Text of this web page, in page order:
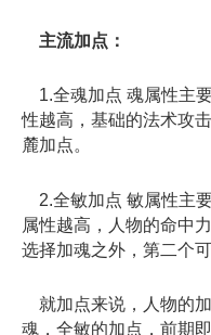
主流加点：
1.全魂加点 魂属性主
性越高，基础的法术攻
麓加点。
2.全敏加点 敏属性主
属性越高，人物的命中
选择加魂之外，第二个
就加点来说，人物的
魂，全敏的加点，前期